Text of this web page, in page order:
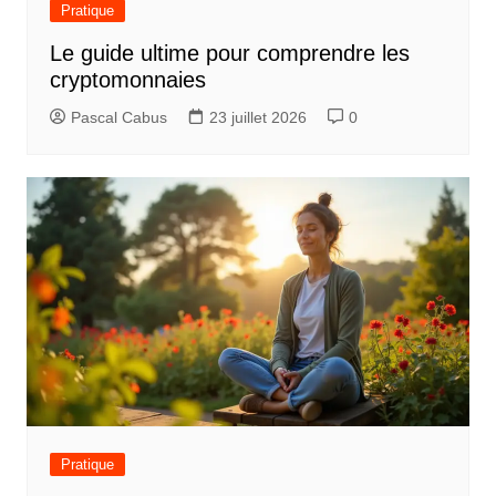
r
t
i
c
l
e
Pratique
Le guide ultime pour comprendre les
cryptomonnaies
Pascal Cabus 23 juillet 2026 0
Pratique